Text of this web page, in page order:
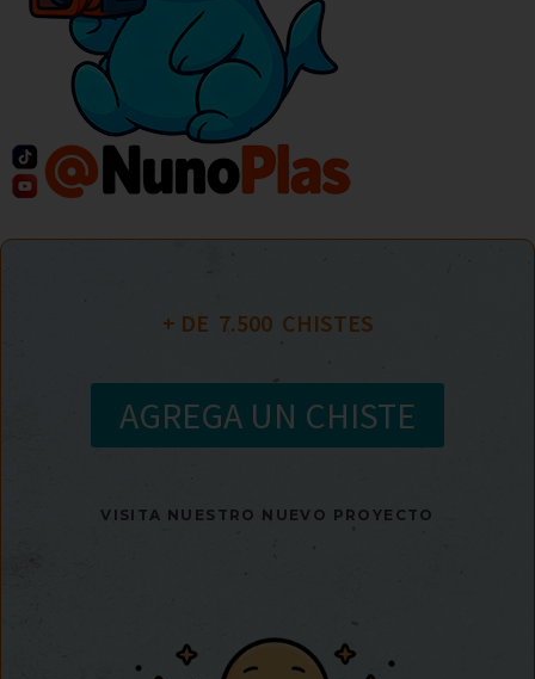
+ DE 7.500
  CHISTES
AGREGA UN CHISTE
VISITA NUESTRO NUEVO PROYECTO